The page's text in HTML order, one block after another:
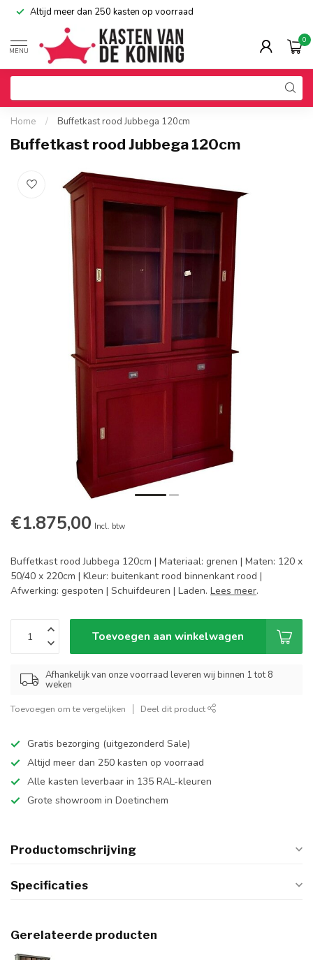
Altijd meer dan 250 kasten op voorraad
MENU
0
Home / Buffetkast rood Jubbega 120cm
Buffetkast rood Jubbega 120cm
€1.875,00 Incl. btw
Buffetkast rood Jubbega 120cm | Materiaal: grenen | Maten: 120 x
50/40 x 220cm | Kleur: buitenkant rood binnenkant rood |
Afwerking: gespoten | Schuifdeuren | Laden. Lees meer.
Toevoegen aan winkelwagen
Afhankelijk van onze voorraad leveren wij binnen 1 tot 8
weken
Toevoegen om te vergelijken Deel dit product
Gratis bezorging (uitgezonderd Sale)
Altijd meer dan 250 kasten op voorraad
Alle kasten leverbaar in 135 RAL-kleuren
Grote showroom in Doetinchem
Productomschrijving
Specificaties
Gerelateerde producten